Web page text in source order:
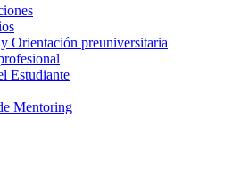
Orientación preuniversitaria
Estudiante
Mentoring